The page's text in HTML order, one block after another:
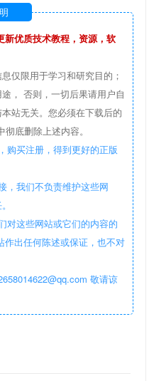
新优质技术教程，资源，软
仅限用于学习和研究目的；
， 否则，一切后果请用户自
站无关。您必须在下载后的
底删除上述内容。
购买注册，得到更好的正版
，我们不负责维护这些网
对这些网站或它们的内容的
作出任何陈述或保证，也不对
敬请谅